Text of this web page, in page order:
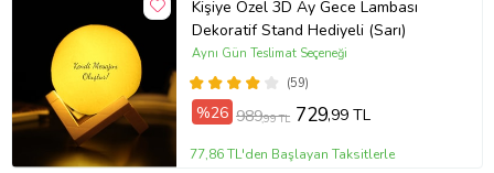
Kişiye Özel 3D Ay Gece Lambası
Dekoratif Stand Hediyeli (Sarı)
(59)
Aynı Gün Teslimat Seçeneği
%26 989,99 TL 729,99 TL
77,86 TL'den Başlayan Taksitlerle